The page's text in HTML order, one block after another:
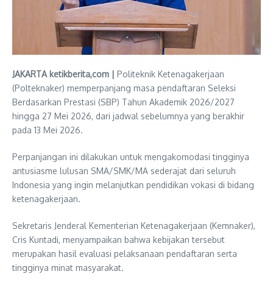
JAKARTA ketikberita,com | Politeknik Ketenagakerjaan
(Polteknaker) memperpanjang masa pendaftaran Seleksi
Berdasarkan Prestasi (SBP) Tahun Akademik 2026/2027
hingga 27 Mei 2026, dari jadwal sebelumnya yang berakhir
pada 13 Mei 2026.
Perpanjangan ini dilakukan untuk mengakomodasi tingginya
antusiasme lulusan SMA/SMK/MA sederajat dari seluruh
Indonesia yang ingin melanjutkan pendidikan vokasi di bidang
ketenagakerjaan.
Sekretaris Jenderal Kementerian Ketenagakerjaan (Kemnaker),
Cris Kuntadi, menyampaikan bahwa kebijakan tersebut
merupakan hasil evaluasi pelaksanaan pendaftaran serta
tingginya minat masyarakat.